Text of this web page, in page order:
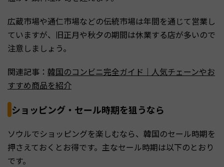
広蔵市場や通仁市場などの伝統市場は年間を通じて営業し
ていますが、旧正月や秋夕の期間は休業する店が多いので
注意しましょう。
関連記事： 韓国のコンビニ完全ガイド｜人気チェーンやお
すすめ商品を紹介
ショッピング・セール時期を狙うなら
ソウルでショッピングを楽しむなら、韓国のセール時期を
押さえておくとお得です。主なセール時期は以下のとおり
です。